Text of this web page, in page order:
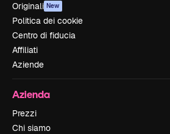
Originali New
Politica dei cookie
Centro di fiducia
Affiliati
Aziende
Azienda
Prezzi
Chi siamo